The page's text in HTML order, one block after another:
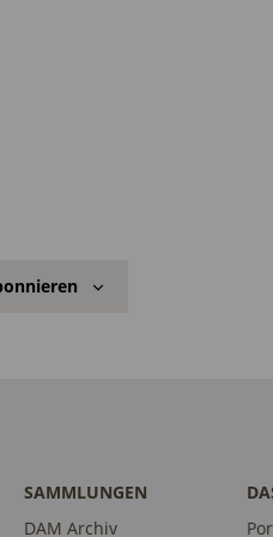
SAMMLUNGEN
DAM Archiv